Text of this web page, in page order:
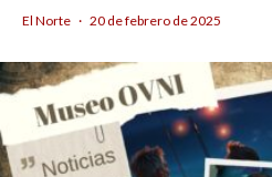
El Norte · 20 de febrero de 2025